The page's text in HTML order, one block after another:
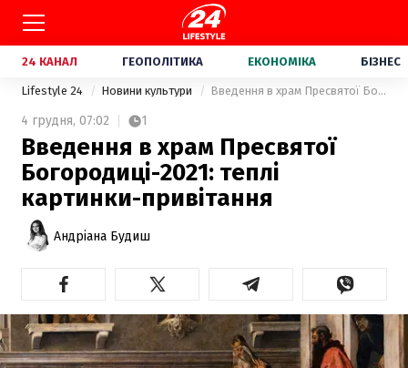
24 КАНАЛ ГЕОПОЛІТИКА ЕКОНОМІКА БІЗНЕС
Lifestyle 24 Новини культури Введення в храм Пресвятої Богородиці-2021: теплі картинки-привітання
4 грудня, 07:02 1
Введення в храм Пресвятої
Богородиці-2021: теплі
картинки-привітання
Андріана Будиш